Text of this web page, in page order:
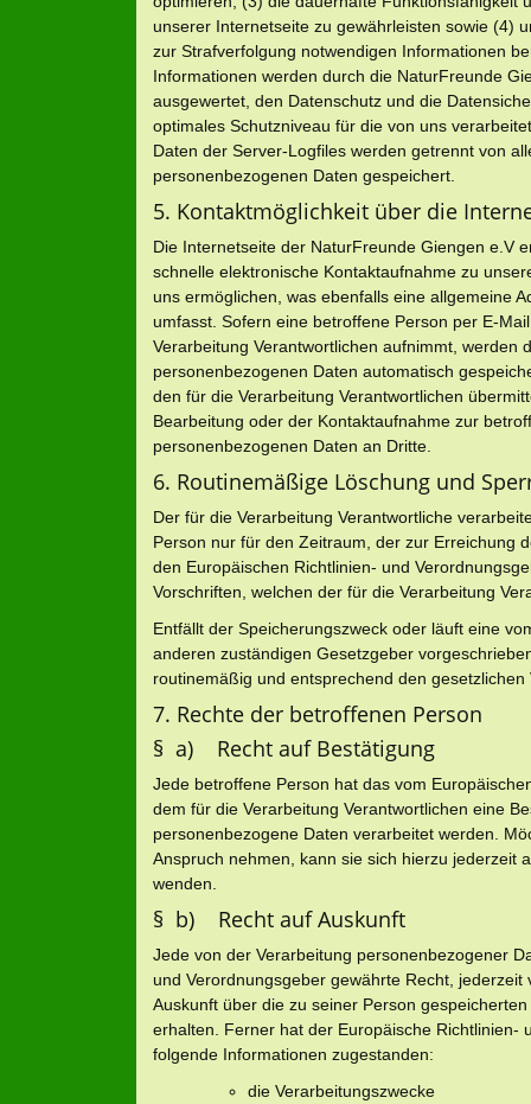
unserer Internetseite zu gewährleisten sowie (4)
zur Strafverfolgung notwendigen Informationen
Informationen werden durch die NaturFreunde
ausgewertet, den Datenschutz und die
optimales Schutzniveau für die von uns
Daten der Server-Logfiles werden getrennt von
personenbezogenen Daten gespeichert.
5. Kontaktmöglichkeit über die
Die Internetseite der NaturFreunde Giengen e.V
schnelle elektronische Kontaktaufnahme zu
uns ermöglichen, was ebenfalls eine allgemeine
umfasst. Sofern eine betroffene Person per E-
Verarbeitung Verantwortlichen aufnimmt, werden
personenbezogenen Daten automatisch
den für die Verarbeitung Verantwortlichen
Bearbeitung oder der Kontaktaufnahme zur
personenbezogenen Daten an Dritte.
6. Routinemäßige Löschung und
Der für die Verarbeitung Verantwortliche
Person nur für den Zeitraum, der zur Erreichung
den Europäischen Richtlinien- und
Vorschriften, welchen der für die Verarbeitung
Entfällt der Speicherungszweck oder läuft eine
anderen zuständigen Gesetzgeber
routinemäßig und entsprechend den
7. Rechte der betroffenen Person
§ a) Recht auf Bestätigung
Jede betroffene Person hat das vom
dem für die Verarbeitung Verantwortlichen eine
personenbezogene Daten verarbeitet werden.
Anspruch nehmen, kann sie sich hierzu jederzeit
wenden.
§ b) Recht auf Auskunft
Jede von der Verarbeitung personenbezogener
und Verordnungsgeber gewährte Recht,
Auskunft über die zu seiner Person
erhalten. Ferner hat der Europäische Richtlinien-
folgende Informationen zugestanden:
die Verarbeitungszwecke